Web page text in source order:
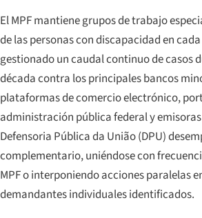
El MPF mantiene grupos de trabajo
de las personas con discapacidad en
gestionado un caudal continuo de casos
década contra los principales bancos
plataformas de comercio electrónico,
administración pública federal y
Defensoria Pública da União (DPU)
complementario, uniéndose con
MPF o interponiendo acciones paralelas
demandantes individuales identificados.